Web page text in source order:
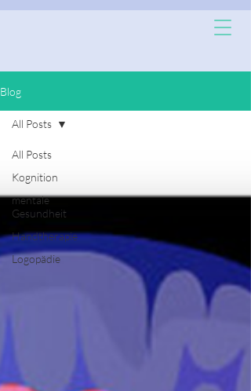
Blog
All Posts
Kognition
mentale
Gesundheit
Handtherapie
Logopädie
All Posts